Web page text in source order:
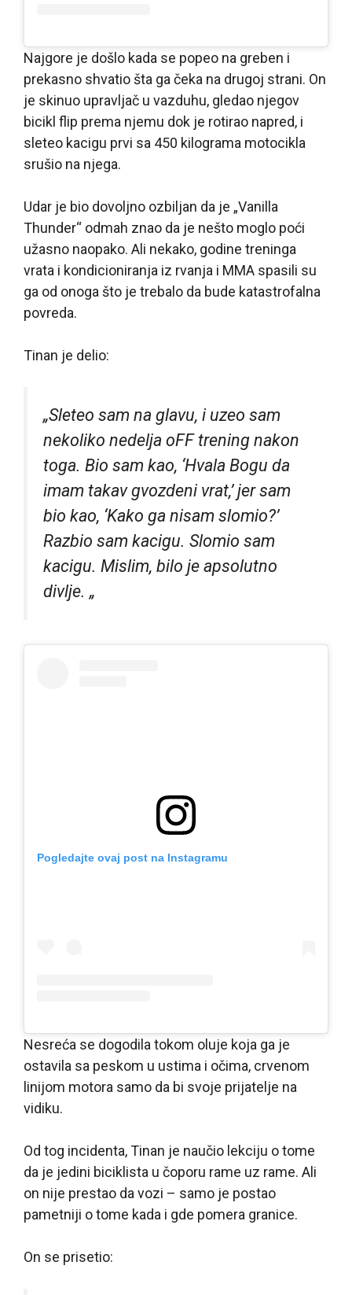
Najgore je došlo kada se popeo na greben i
prekasno shvatio šta ga čeka na drugoj strani. On
je skinuo upravljač u vazduhu, gledao njegov
bicikl flip prema njemu dok je rotirao napred, i
sleteo kacigu prvi sa 450 kilograma motocikla
srušio na njega.
Udar je bio dovoljno ozbiljan da je „Vanilla
Thunder“ odmah znao da je nešto moglo poći
užasno naopako. Ali nekako, godine treninga
vrata i kondicioniranja iz rvanja i MMA spasili su
ga od onoga što je trebalo da bude katastrofalna
povreda.
Tinan je delio:
„Sleteo sam na glavu, i uzeo sam
nekoliko nedelja oFF trening nakon
toga. Bio sam kao, ‘Hvala Bogu da
imam takav gvozdeni vrat,’ jer sam
bio kao, ‘Kako ga nisam slomio?’
Razbio sam kacigu. Slomio sam
kacigu. Mislim, bilo je apsolutno
divlje. „
Pogledajte ovaj post na Instagramu
Nesreća se dogodila tokom oluje koja ga je
ostavila sa peskom u ustima i očima, crvenom
linijom motora samo da bi svoje prijatelje na
vidiku.
Od tog incidenta, Tinan je naučio lekciju o tome
da je jedini biciklista u čoporu rame uz rame. Ali
on nije prestao da vozi – samo je postao
pametniji o tome kada i gde pomera granice.
On se prisetio: